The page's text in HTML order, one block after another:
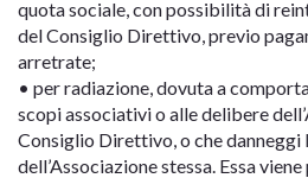
quota sociale, con possibilità di
del Consiglio Direttivo, previo
arretrate;
• per radiazione, dovuta a
scopi associativi o alle delibere
Consiglio Direttivo, o che danneggi
dell’Associazione stessa. Essa